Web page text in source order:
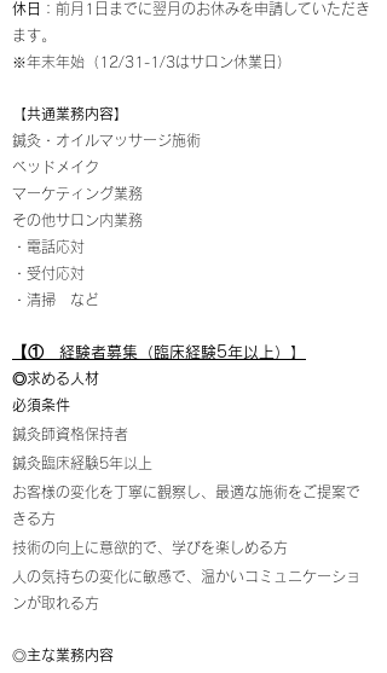
休日 ：前月1日までに翌月のお休みを申請していただき
ます。
※年末年始（12/31-1/3はサロン休業日）​
【共通業務内容】
鍼灸・オイルマッサージ施術
ベッドメイク
マーケティング業務
その他サロン内業務
・電話応対
・受付応対
・清掃 など​
【① 経験者募集（臨床経験5年以上）】
◎求める人材
必須条件
鍼灸師資格保持者
鍼灸臨床経験5年以上
お客様の変化を丁寧に観察し、最適な施術をご提案で
きる方
技術の向上に意欲的で、学びを楽しめる方
人の気持ちの変化に敏感で、温かいコミュニケーショ
ンが取れる方
◎主な業務内容